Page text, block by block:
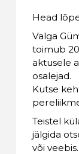
Head
Valga
toimub
aktusele
osalejad.
Kutse
Teistel
jälgida
või veebis.